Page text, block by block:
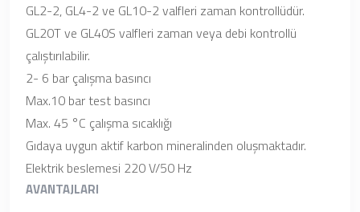
GL2-2, GL4-2 ve GL10-2 valfleri zaman kontrollüdür.
GL20T ve GL40S valfleri zaman veya debi kontrollü
çalıştırılabilir.
2- 6 bar çalışma basıncı
Max.10 bar test basıncı
Max. 45 °C çalışma sıcaklığı
Gıdaya uygun aktif karbon mineralinden oluşmaktadır.
Elektrik beslemesi 220 V/50 Hz
AVANTAJLARI